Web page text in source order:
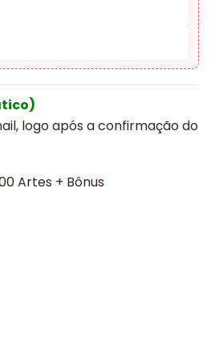
logo após a confirmação do
Artes + Bônus